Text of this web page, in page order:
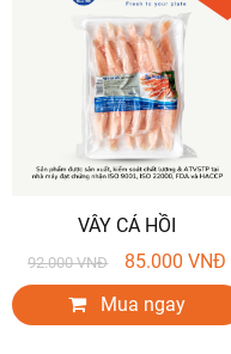
VÂY CÁ HỒI
92.000VNĐ 85.000VNĐ
Mua ngay